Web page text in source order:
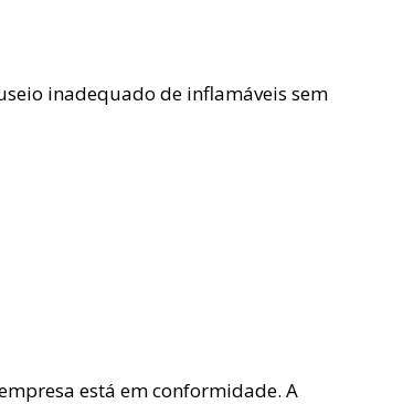
inadequado de inflamáveis sem
está em conformidade. A